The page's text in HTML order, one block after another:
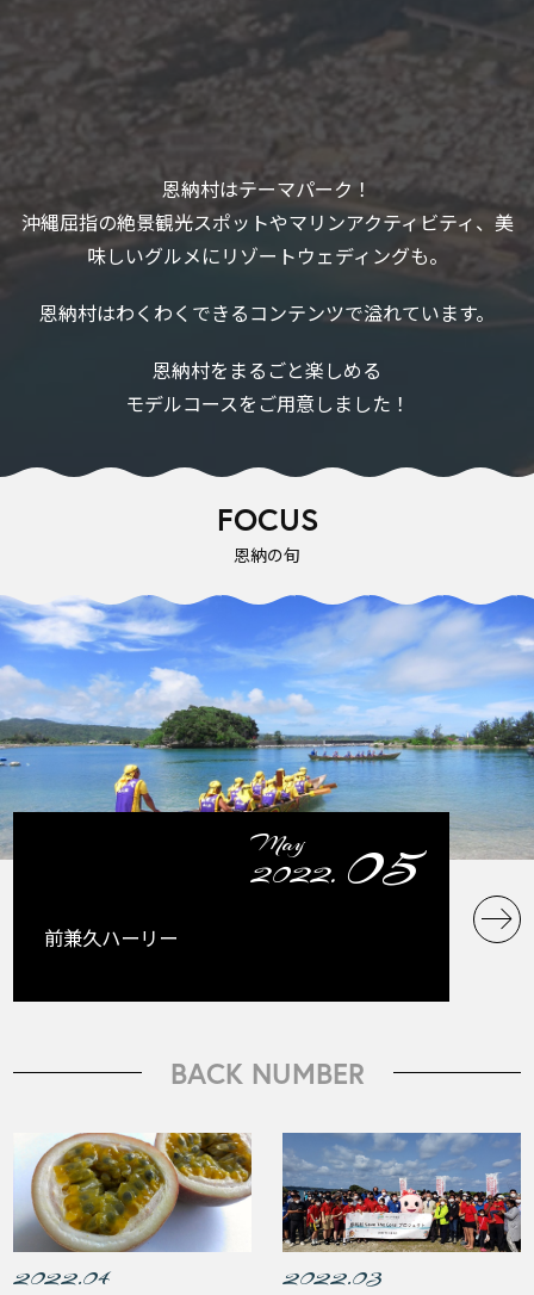
恩納村はテーマパーク！
沖縄屈指の絶景観光スポットやマリンアクティビティ、美
味しいグルメにリゾートウェディングも。
恩納村はわくわくできるコンテンツで溢れています。
恩納村をまるごと楽しめる
モデルコースをご用意しました！
FOCUS
恩納の旬
May
2022. 05
前兼久ハーリー
BACK NUMBER
2022.04 2022.03